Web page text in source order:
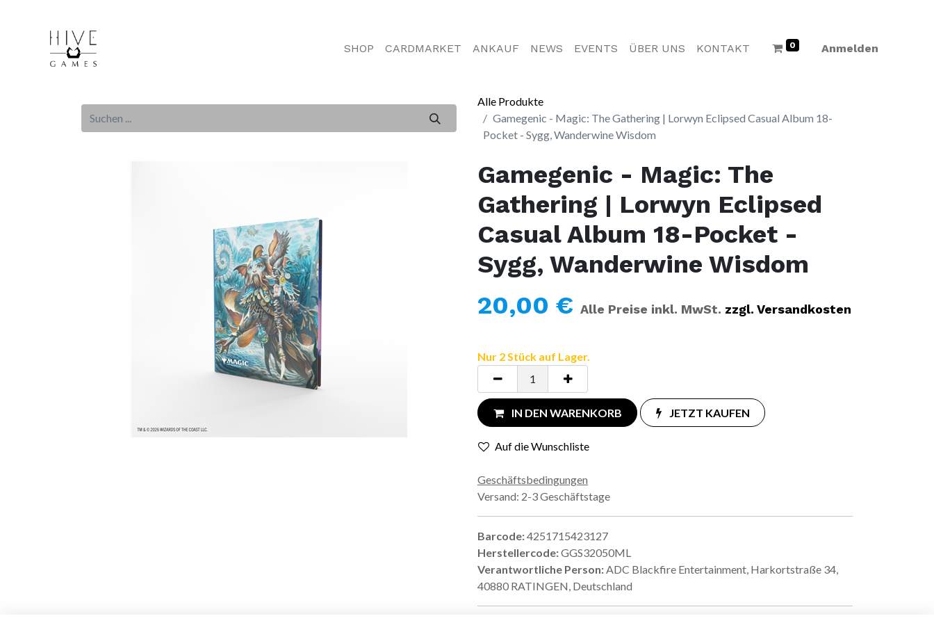
SHOP CARDMARKET ANKAUF NEWS EVENTS ÜBER UNS KONTAKT 0 Anmelden
Alle Produkte
Gamegenic - Magic: The Gathering | Lorwyn Eclipsed Casual Album 18-
Pocket - Sygg, Wanderwine Wisdom
Gamegenic - Magic: The
Gathering | Lorwyn Eclipsed
Casual Album 18-Pocket -
Sygg, Wanderwine Wisdom
20,00 € Alle Preise inkl. MwSt. zzgl. Versandkosten
Nur 2 Stück auf Lager.
IN DEN WARENKORB JETZT KAUFEN
Auf die Wunschliste
Geschäftsbedingungen
Versand: 2-3 Geschäftstage
Barcode:4251715423127
Herstellercode:GGS32050ML
Verantwortliche Person:ADC Blackfire Entertainment, Harkortstraße 34,
40880 RATINGEN, Deutschland